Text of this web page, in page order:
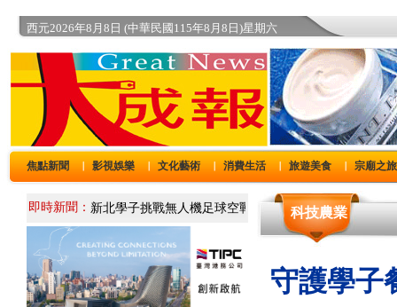
西元2026年8月8日 (中華民國115年8月8日)星期六
焦點新聞 影視娛樂 文化藝術 消費生活 旅遊美食 宗廟之旅
即時新聞： 科技農業
守護學子